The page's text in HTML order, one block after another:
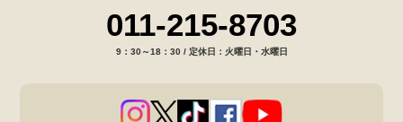
011-215-8703
9：30～18：30 / 定休日：火曜日・水曜日